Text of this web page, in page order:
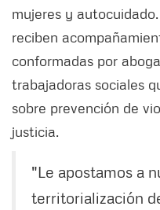
mujeres y
reciben
conformadas por
trabajadoras sociales
sobre prevención de
justicia.
"Le apostamos a
territorialización